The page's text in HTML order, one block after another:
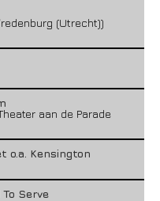
(Utrecht))
aan de Parade
o.a. Kensington
Serve